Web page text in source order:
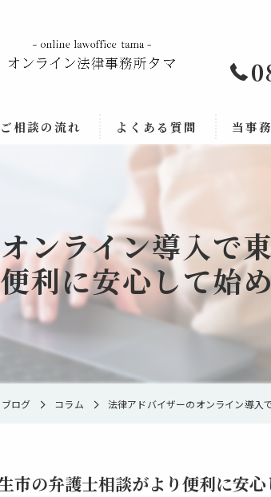
相談の流れ よくある質問 当事
企業法
事業承
ンライン導入で
利に安心して始
ブログ コラム 法律アドバイザーのオンライン導入
市の弁護士相談がより便利に安